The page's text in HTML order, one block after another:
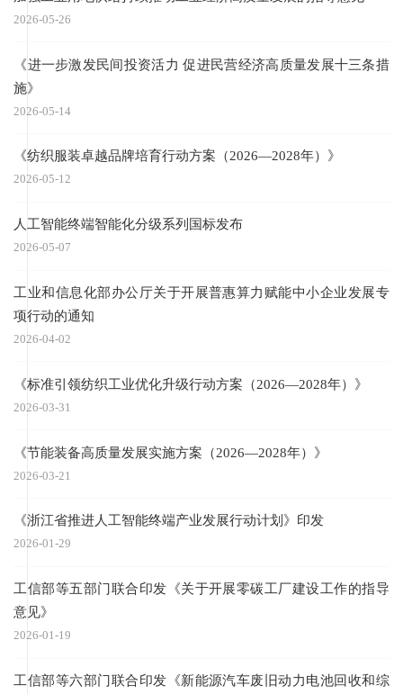
2026-05-26
《进一步激发民间投资活力 促进民营经济高质量发展十三条措
施》
2026-05-14
《纺织服装卓越品牌培育行动方案（2026—2028年）》
2026-05-12
人工智能终端智能化分级系列国标发布
2026-05-07
工业和信息化部办公厅关于开展普惠算力赋能中小企业发展专
项行动的通知
2026-04-02
《标准引领纺织工业优化升级行动方案（2026—2028年）》
2026-03-31
《节能装备高质量发展实施方案（2026—2028年）》
2026-03-21
《浙江省推进人工智能终端产业发展行动计划》印发
2026-01-29
工信部等五部门联合印发《关于开展零碳工厂建设工作的指导
意见》
2026-01-19
工信部等六部门联合印发《新能源汽车废旧动力电池回收和综